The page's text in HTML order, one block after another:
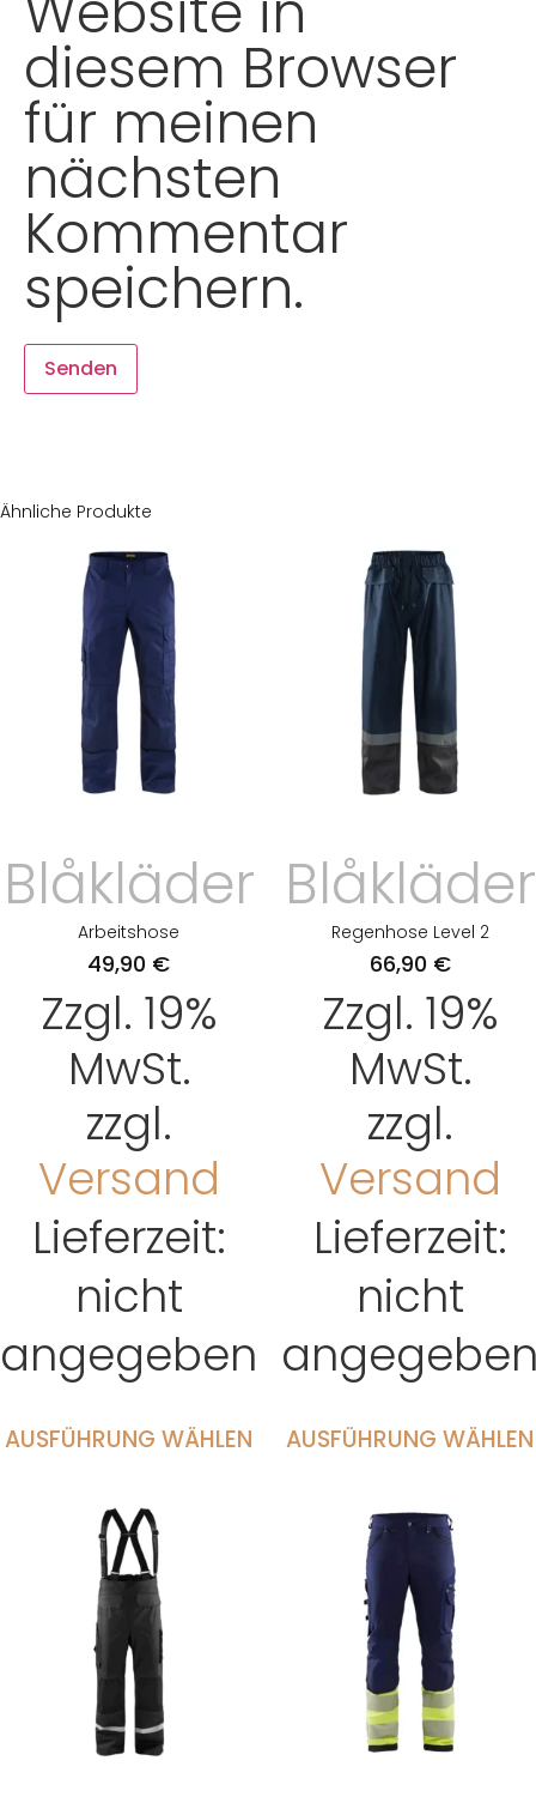
diesem Browser
für meinen
nächsten
Kommentar
speichern.
Ähnliche Produkte
Blåkläder
Arbeitshose
49,90 €
Zzgl. 19%
MwSt.
zzgl.
Versand
Lieferzeit:
nicht
angegeben
AUSFÜHRUNG WÄHLEN
Blåkläder
Regenhose Level 2
66,90 €
Zzgl. 19%
MwSt.
zzgl.
Versand
Lieferzeit:
nicht
AUSFÜHRUNG WÄHLEN